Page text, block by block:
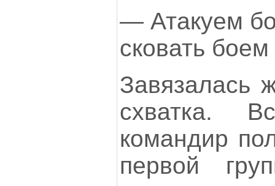
— Атакуем
сковать
Завязалась
схватка.
командир
первой